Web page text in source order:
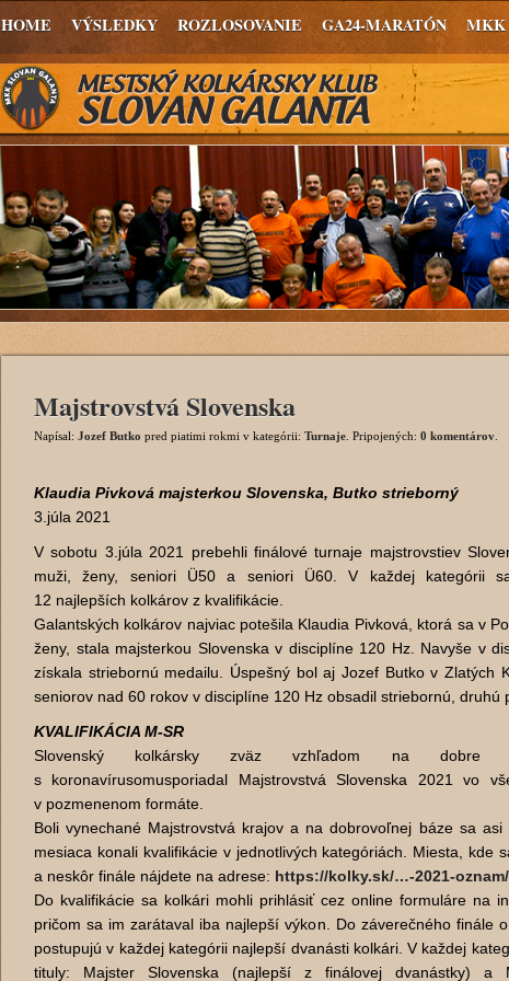
HOME VÝSLEDKY ROZLOSOVANIE GA24-MARATÓN MKK
Majstrovstvá Slovenska
Napísal: Jozef Butko pred piatimi rokmi v kategórii: Turnaje . Pripojených: 0 komentárov
Klaudia Pivková majsterkou Slovenska, Butko strieborný
3.júla 2021
V sobotu 3.júla 2021 prebehli finálové turnaje majstrovstiev
muži, ženy, seniori Ü50 a seniori Ü60. V každej kategórii
12 najlepších kolkárov z kvalifikácie.
Galantských kolkárov najviac potešila Klaudia Pivková, ktorá sa v
ženy, stala majsterkou Slovenska v disciplíne 120 Hz. Navyše v
získala striebornú medailu. Úspešný bol aj Jozef Butko v Zlatých
seniorov nad 60 rokov v disciplíne 120 Hz obsadil striebornú, druhú
KVALIFIKÁCIA M-SR
Slovenský kolkársky zväz vzhľadom na dobre
s koronavírusomusporiadal Majstrovstvá Slovenska 2021 vo
v pozmenenom formáte.
Boli vynechané Majstrovstvá krajov a na dobrovoľnej báze sa
mesiaca konali kvalifikácie v jednotlivých kategóriách. Miesta, kde
a neskôr finále nájdete na adrese: https://kolky.sk/…-2021-oznam/
Do kvalifikácie sa kolkári mohli prihlásiť cez online formuláre na
pričom sa im zarátaval iba najlepší výkon. Do záverečného finále
postupujú v každej kategórii najlepší dvanásti kolkári. V každej
tituly: Majster Slovenska (najlepší z finálovej dvanástky) a